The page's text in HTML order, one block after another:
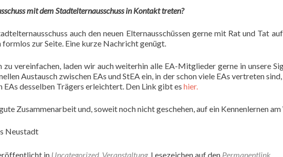
mit dem Stadtelternausschuss in Kontakt treten?
auch den neuen Elternausschüssen gerne mit Rat und Tat
zur Seite. Eine kurze Nachricht genügt.
vereinfachen, laden wir auch weiterhin alle EA-Mitglieder gerne in unsere
Austausch zwischen EAs und StEA ein, in der schon viele EAs vertreten sind,
EAs desselben Trägers erleichtert. Den Link gibt es hier.
Zusammenarbeit und, soweit noch nicht geschehen, auf ein Kennenlernen
Neustadt
in Uncategorized Veranstaltung. Lesezeichen auf den Permanentlink